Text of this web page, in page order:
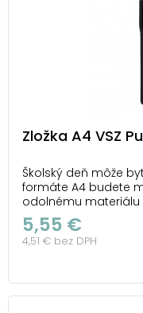
Zložka A4 VSZ
Školský deň môže
formáte A4 budete
odolnému
zvládne aj náročné
batohu, alebo nosíte
dodáva jedinečný
5,55 €
4,51 € bez DPH